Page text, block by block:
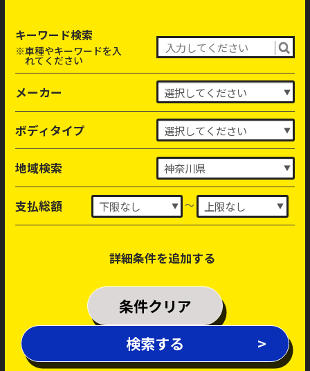
キーワード検索
※車種やキーワードを入
れてください
メーカー
ボディタイプ
地域検索
支払総額 ～
詳細条件を追加する
排気量
年式 ～
条件クリア
検索する